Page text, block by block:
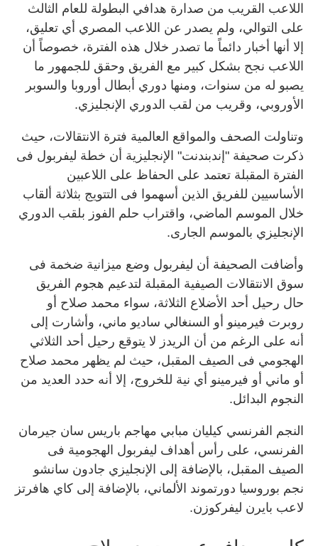
اللاعب القريب من صدارة هدافي البطولة للعام الثالث
على التوالي، ولم يصدر عن اللاعب المصري أي تعليق،
إلا أنها أخبار دائماً ما تصدر خلال هذه الفترة، خصوصاً أن
اللاعب نجح بشكل كبير مع الفريق وحقق للجمهور ما
يصبو له من سنوات، ومنها دوري أبطال أوروبا والسوبر
الأوروبي، وقريب من لقب الدوري الإنجليزي.
وتناولت الصحف والمواقع العالمية فترة الانتقالات، حيث
ذكرت صحيفة "إندبندنت" الإنجليزية أن خطة ليفربول فى
الفترة المقبلة تعتمد على الحفاظ على اللاعبين
الأساسيين للفريق الذين أسهموا فى التتويج بثلاثة ألقاب
خلال الموسم الماضي، واقتراب حلم الفوز بلقب الدوري
الإنجليزي بالموسم الجارى.
وأضافت الصحيفة أن ليفربول وضع ميزانية ضخمة فى
سوق الانتقالات الصيفية المقبلة لتدعيم هجوم الفريق
حال رحيل أحد الأضلاع الثلاثة، سواء محمد صلاح أو
روبرت فيرمينو أو السنغالي ساديو ماني، وأشارت إلى
أنه على الرغم من أن الريدز لا يتوقع رحيل أحد الثلاثي
الهجومي فى الصيف المقبل، حيث لم يظهر محمد صلاح
أو ماني أو فيرمينو أي نية للخروج، إلا أنه حدد العديد من
النجوم البدائل.
النجم الفرنسي كيليان مبابي مهاجم باريس سان جيرمان
الفرنسي، على رأس أهداف ليفربول الهجومية فى
الصيف المقبل، بالإضافة إلى الإنجليزي جادون سانشو
نجم بوروسيا دورتموند الألماني، بالإضافة إلى كاي هافرتز
لاعب بايرن ليفركوزن.